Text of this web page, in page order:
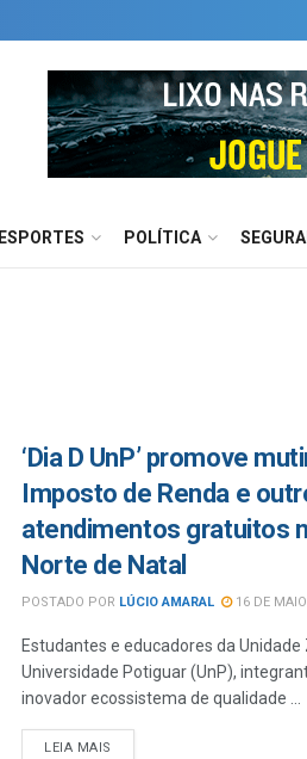
ESPORTES POLÍTICA
‘Dia D UnP’ promove
Imposto de Renda e
atendimentos gratuitos
Norte de Natal
POSTADO POR LÚCIO AMARAL 16 DE
Estudantes e educadores da Unidade
Universidade Potiguar (UnP),
inovador ecossistema de qualidade ...
LEIA MAIS